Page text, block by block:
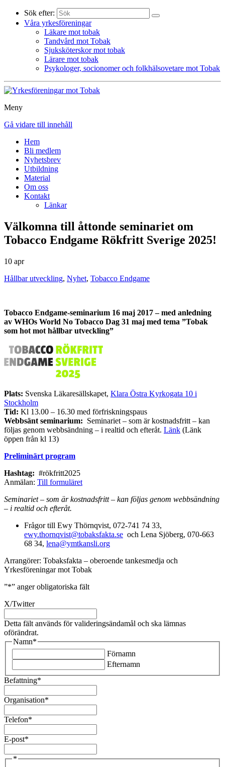
Sök efter:
Våra yrkesföreningar
Läkare mot tobak
Tandvård mot Tobak
Sjuksköterskor mot tobak
Lärare mot tobak
Psykologer, socionomer och folkhälsovetare mot Tobak
Meny
Gå vidare till innehåll
Hem
Bli medlem
Nyhetsbrev
Utbildning
Material
Om oss
Kontakt
Länkar
Välkomna till åttonde seminariet om
Tobacco Endgame Rökfritt Sverige 2025!
10 apr
Hållbar utveckling, Nyhet, Tobacco Endgame
Tobacco Endgame-seminarium 16 maj 2017 – med anledning
av WHOs World No Tobacco Dag 31 maj med tema ”Tobak
som hot mot hållbar utveckling”
Plats: Svenska Läkaresällskapet, Klara Östra Kyrkogata 10 i
Stockholm
Tid: Kl 13.00 – 16.30 med förfriskningspaus
Webbsänt seminarium: Seminariet – som är kostnadsfritt – kan
följas genom webbsändning – i realtid och efteråt. Länk (Länk
öppen från kl 13)
Preliminärt program
Hashtag: #rökfritt2025
Anmälan: Till formuläret
Seminariet – som är kostnadsfritt – kan följas genom webbsändning
– i realtid och efteråt.
Frågor till Ewy Thörnqvist, 072-741 74 33,
ewy.thornqvist@tobaksfakta.se och Lena Sjöberg, 070-663
68 34, lena@ymtkansli.org
Arrangörer: Tobaksfakta – oberoende tankesmedja och
Yrkesföreningar mot Tobak
”*” anger obligatoriska fält
X/Twitter
Detta fält används för valideringsändamål och ska lämnas
oförändrat.
Namn*
Förnamn
Efternamn
Befattning*
Organisation*
Telefon*
E-post*
*